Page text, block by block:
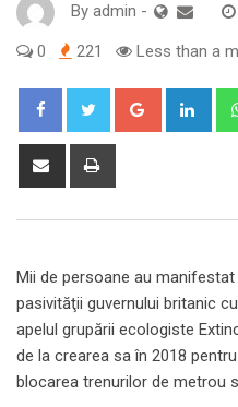
By admin -
0 221 Less than a
Google+
Share
Mii de persoane au
pasivităţii guvernului britanic
apelul grupării ecologiste
de la crearea sa în 2018
blocarea trenurilor de metrou